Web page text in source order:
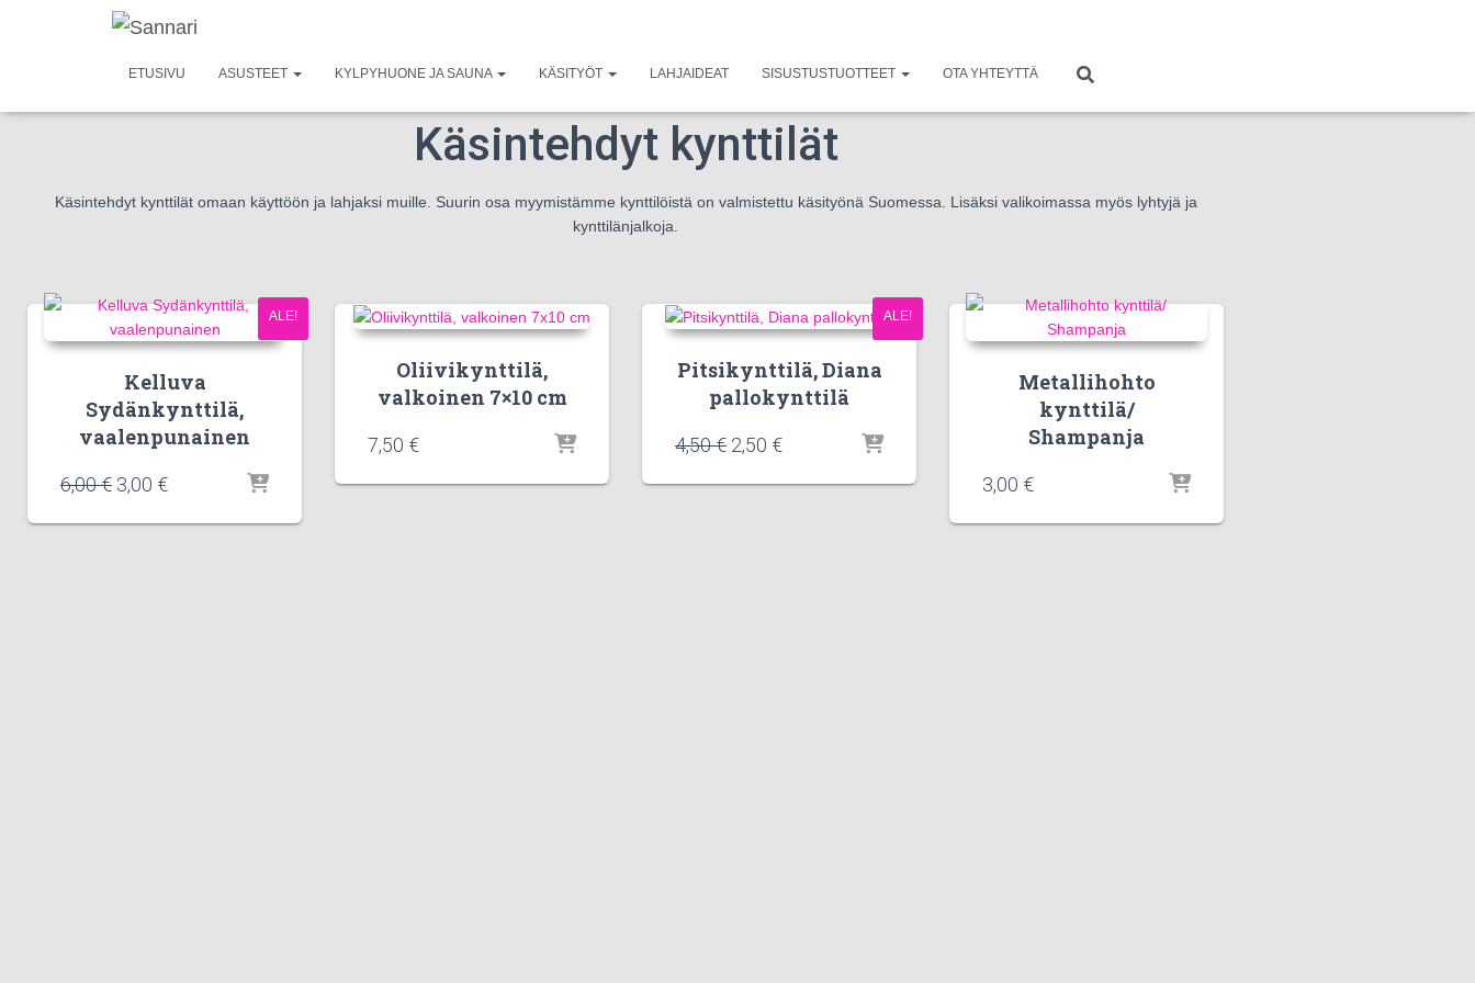
ETUSIVU ASUSTEET KYLPYHUONE JA SAUNA KÄSITYÖT LAHJAIDEAT SISUSTUSTUOTTEET OTA YHTEYTTÄ
Käsintehdyt kynttilät
Käsintehdyt kynttilät omaan käyttöön ja lahjaksi muille. Suurin osa myymistämme kynttilöistä on valmistettu käsityönä Suomessa. Lisäksi valikoimassa myös lyhtyjä ja
kynttilänjalkoja.
ALE!
Kelluva
Sydänkynttilä,
vaalenpunainen
6,00€ 3,00 €
Oliivikynttilä,
valkoinen 7×10 cm
7,50 €
ALE!
Pitsikynttilä, Diana
pallokynttilä
4,50€ 2,50 €
Metallihohto
kynttilä/
Shampanja
3,00 €